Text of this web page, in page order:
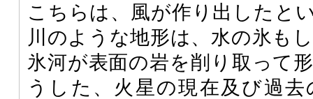
こちらは、風が作り出したと
川のような地形は、水の氷も
氷河が表面の岩を削り取って
うした、火星の現在及び過